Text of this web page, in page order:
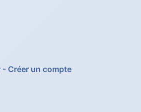
Créer un compte